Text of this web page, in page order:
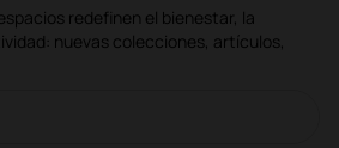
redefinen el bienestar, la
nuevas colecciones, artículos,